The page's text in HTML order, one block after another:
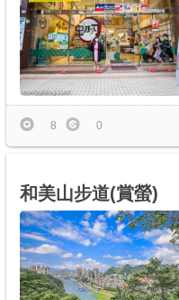
最新留言
商家合作
推薦景點
討論區
聯絡我們
8 0
和美山步道(賞螢)